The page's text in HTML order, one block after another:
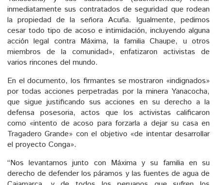
inmediatamente sus contratados de seguridad que rodean
la propiedad de la señora Acuña. Igualmente, pedimos
cesar todo tipo de acoso e intimidación, incluyendo alguna
acción legal contra Máxima, la familia Chaupe, u otros
miembros de la comunidad», enfatizaron activistas de
varios rincones del mundo.
En el documento, los firmantes se mostraron «indignados»
por todas acciones perpetradas por la minera Yanacocha,
que sigue justificando sus acciones en su derecho a la
defensa posesoria, actos que los activistas calificaron
como «intento de acoso para forzarla a dejar su casa en
Tragadero Grande» con el objetivo «de intentar desarrollar
el proyecto Conga».
“Nos levantamos junto con Máxima y su familia en su
derecho de defender los páramos y las fuentes de agua de